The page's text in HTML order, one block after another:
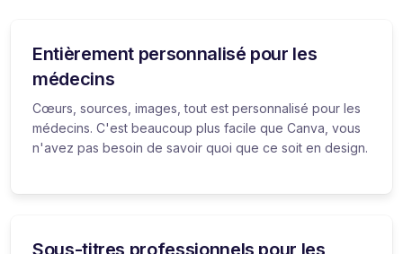
Entièrement personnalisé pour les
médecins
Cœurs, sources, images, tout est personnalisé pour les
médecins. C'est beaucoup plus facile que Canva, vous
n'avez pas besoin de savoir quoi que ce soit en design.
Sous-titres professionnels pour les